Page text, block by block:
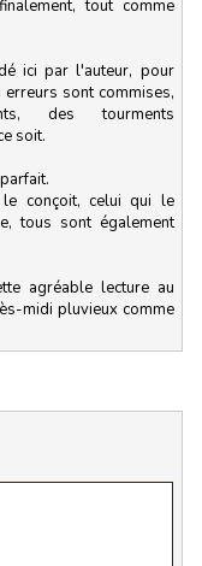
tout comme
ici par l'auteur, pour
sont commises,
des tourments
soit.
conçoit, celui qui le
tous sont également
agréable lecture au
midi pluvieux comme